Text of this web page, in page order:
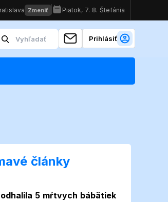
Prihlásiť
články
5 mŕtvych bábätiek